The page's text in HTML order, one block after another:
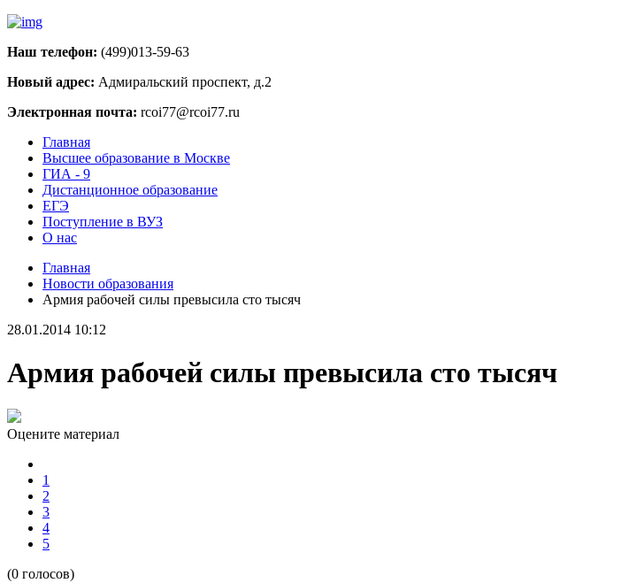
Наш телефон: (499)013-59-63
Новый адрес: Адмиральский проспект, д.2
Электронная почта: rcoi77@rcoi77.ru
Главная
Высшее образование в Москве
ГИА - 9
Дистанционное образование
ЕГЭ
Поступление в ВУЗ
О нас
Главная
Новости образования
Армия рабочей силы превысила сто тысяч
28.01.2014 10:12
Армия рабочей силы превысила сто тысяч
Оцените материал
1
2
3
4
5
(0 голосов)